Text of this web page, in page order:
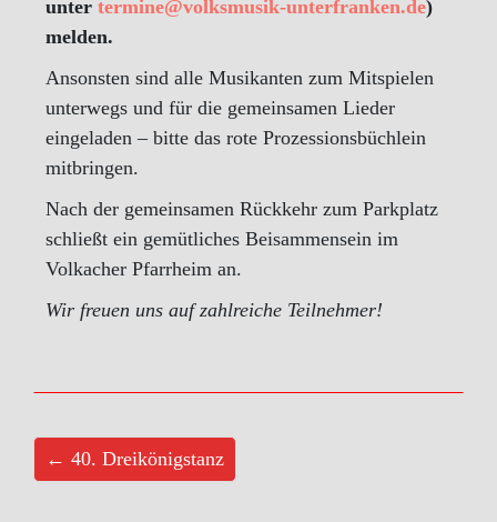
unter termine@volksmusik-unterfranken.de)
melden.
Ansonsten sind alle Musikanten zum Mitspielen
unterwegs und für die gemeinsamen Lieder
eingeladen – bitte das rote Prozessionsbüchlein
mitbringen.
Nach der gemeinsamen Rückkehr zum Parkplatz
schließt ein gemütliches Beisammensein im
Volkacher Pfarrheim an.
Wir freuen uns auf zahlreiche Teilnehmer!
← 40. Dreikönigstanz